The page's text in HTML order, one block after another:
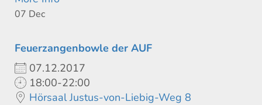
07 Dec
Feuerzangenbowle der AUF
07.12.2017
18:00-22:00
Hörsaal Justus-von-Liebig-Weg 8